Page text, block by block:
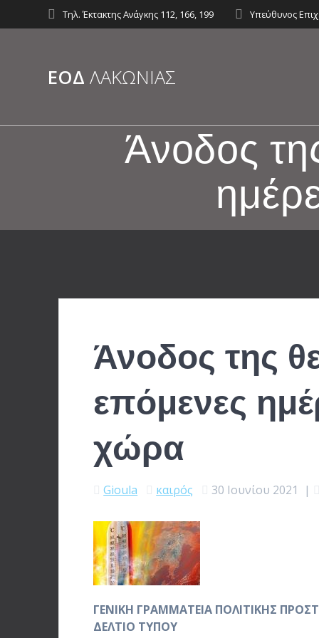
to
Τηλ. Έκτακτης Ανάγκης 112, 166, 199 Υπεύθυνος
ΕΟΔ ΛΑΚΩΝΊΑΣ
Άνοδος
Άνοδος της
επόμενες
χώρα
Gioula καιρός 30 Ιουνίου 2021 |
ΓΕΝΙΚΗ ΓΡΑΜΜΑΤΕΙΑ ΠΟΛΙΤΙΚΗΣ
ΔΕΛΤΙΟ ΤΥΠΟΥ